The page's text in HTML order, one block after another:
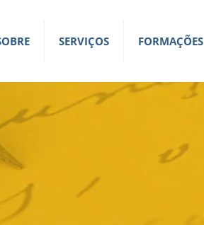
SERVIÇOS FORMAÇÕES